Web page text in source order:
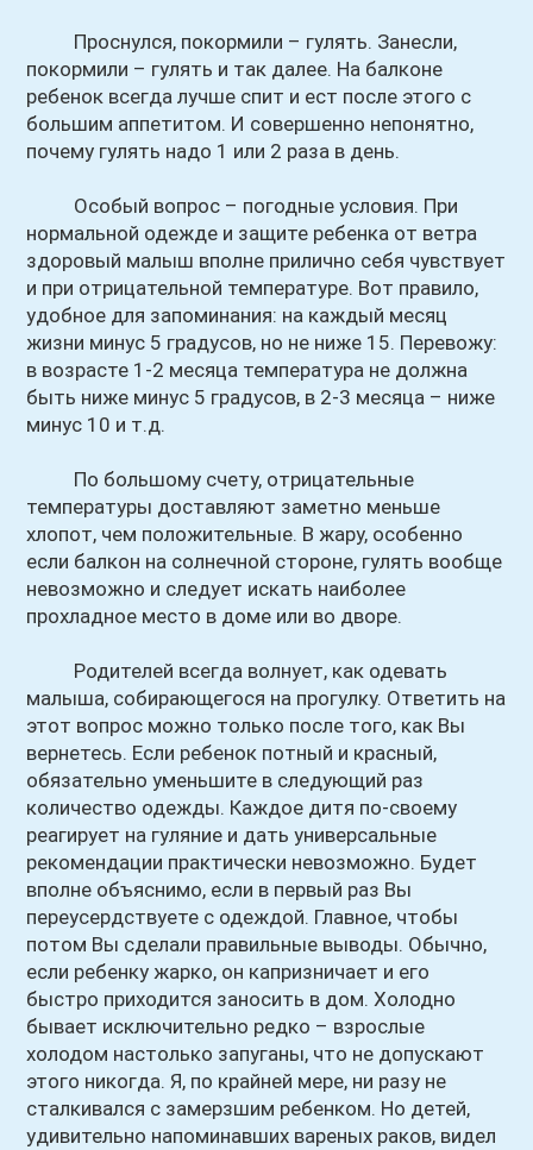
Проснулся, покормили – гулять. Занесли,
покормили – гулять и так далее. На балконе
ребенок всегда лучше спит и ест после этого с
большим аппетитом. И совершенно непонятно,
почему гулять надо 1 или 2 раза в день.
Особый вопрос – погодные условия. При
нормальной одежде и защите ребенка от ветра
здоровый малыш вполне прилично себя чувствует
и при отрицательной температуре. Вот правило,
удобное для запоминания: на каждый месяц
жизни минус 5 градусов, но не ниже 15. Перевожу:
в возрасте 1-2 месяца температура не должна
быть ниже минус 5 градусов, в 2-3 месяца – ниже
минус 10 и т.д.
По большому счету, отрицательные
температуры доставляют заметно меньше
хлопот, чем положительные. В жару, особенно
если балкон на солнечной стороне, гулять вообще
невозможно и следует искать наиболее
прохладное место в доме или во дворе.
Родителей всегда волнует, как одевать
малыша, собирающегося на прогулку. Ответить на
этот вопрос можно только после того, как Вы
вернетесь. Если ребенок потный и красный,
обязательно уменьшите в следующий раз
количество одежды. Каждое дитя по-своему
реагирует на гуляние и дать универсальные
рекомендации практически невозможно. Будет
вполне объяснимо, если в первый раз Вы
переусердствуете с одеждой. Главное, чтобы
потом Вы сделали правильные выводы. Обычно,
если ребенку жарко, он капризничает и его
быстро приходится заносить в дом. Холодно
бывает исключительно редко – взрослые
холодом настолько запуганы, что не допускают
этого никогда. Я, по крайней мере, ни разу не
сталкивался с замерзшим ребенком. Но детей,
удивительно напоминавших вареных раков, видел